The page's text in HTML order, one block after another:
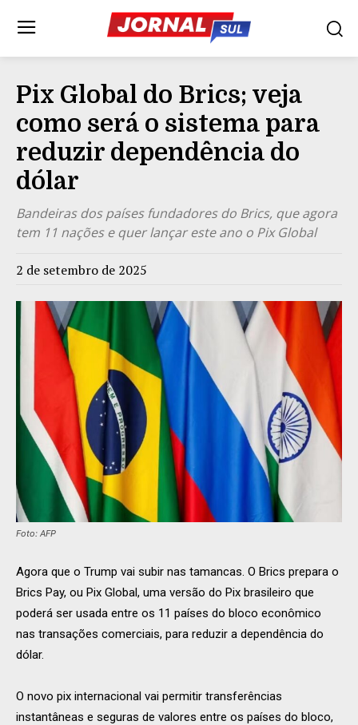
Pix Global do Brics; veja
como será o sistema para
reduzir dependência do
dólar
Bandeiras dos países fundadores do Brics, que agora
tem 11 nações e quer lançar este ano o Pix Global
2 de setembro de 2025
Foto: AFP
Agora que o Trump vai subir nas tamancas. O Brics prepara o
Brics Pay, ou Pix Global, uma versão do Pix brasileiro que
poderá ser usada entre os 11 países do bloco econômico
nas transações comerciais, para reduzir a dependência do
dólar.
O novo pix internacional vai permitir transferências
instantâneas e seguras de valores entre os países do bloco,